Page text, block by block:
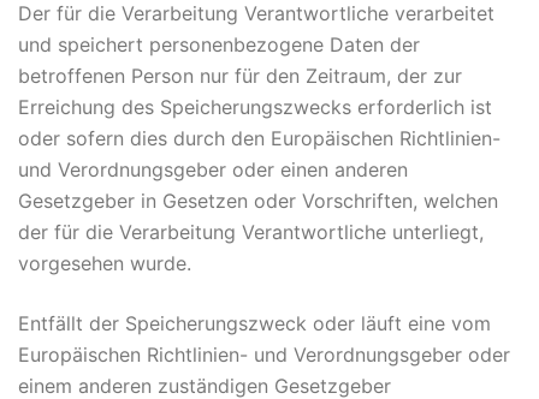
Der für die Verarbeitung Verantwortliche verarbeitet
und speichert personenbezogene Daten der
betroffenen Person nur für den Zeitraum, der zur
Erreichung des Speicherungszwecks erforderlich ist
oder sofern dies durch den Europäischen Richtlinien-
und Verordnungsgeber oder einen anderen
Gesetzgeber in Gesetzen oder Vorschriften, welchen
der für die Verarbeitung Verantwortliche unterliegt,
vorgesehen wurde.
Entfällt der Speicherungszweck oder läuft eine vom
Europäischen Richtlinien- und Verordnungsgeber oder
einem anderen zuständigen Gesetzgeber